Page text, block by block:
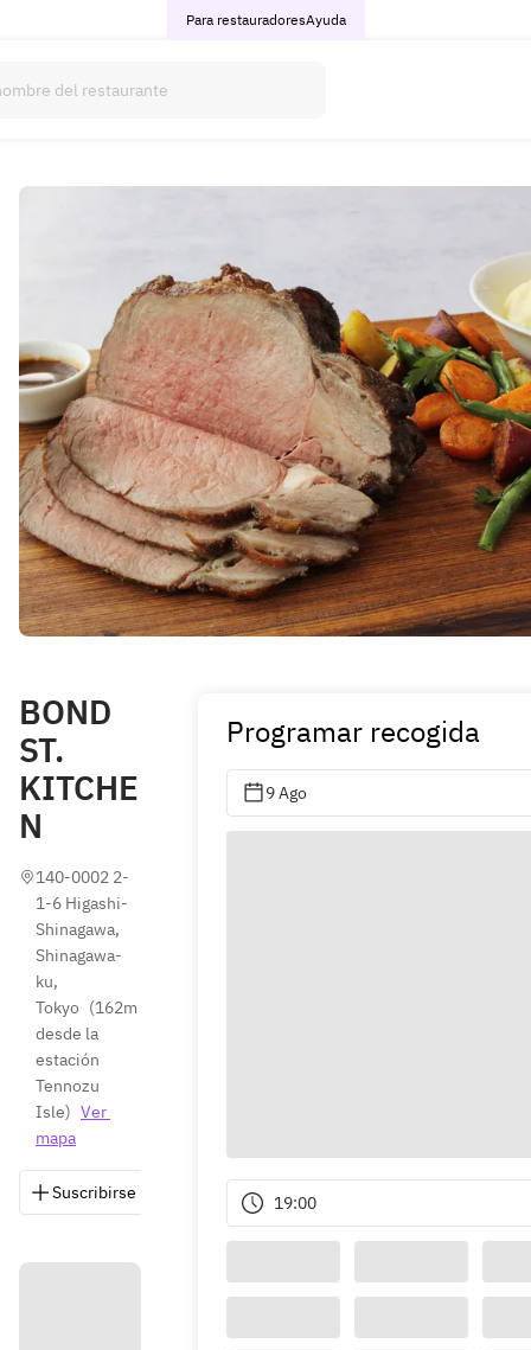
Para restauradoresAyuda
BOND
ST.
KITCHE
N
140-0002 2-
1-6 Higashi-
Shinagawa,
Shinagawa-
ku,
Tokyo (162m
desde la
estación
Tennozu
Isle) Ver
mapa
Suscribirse Guardar Compartir
Programar recogida
9 Ago
19:00